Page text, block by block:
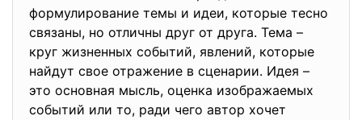
формулирование темы и идеи, которые тесно
связаны, но отличны друг от друга. Тема –
круг жизненных событий, явлений, которые
найдут свое отражение в сценарии. Идея –
это основная мысль, оценка изображаемых
событий или то, ради чего автор хочет